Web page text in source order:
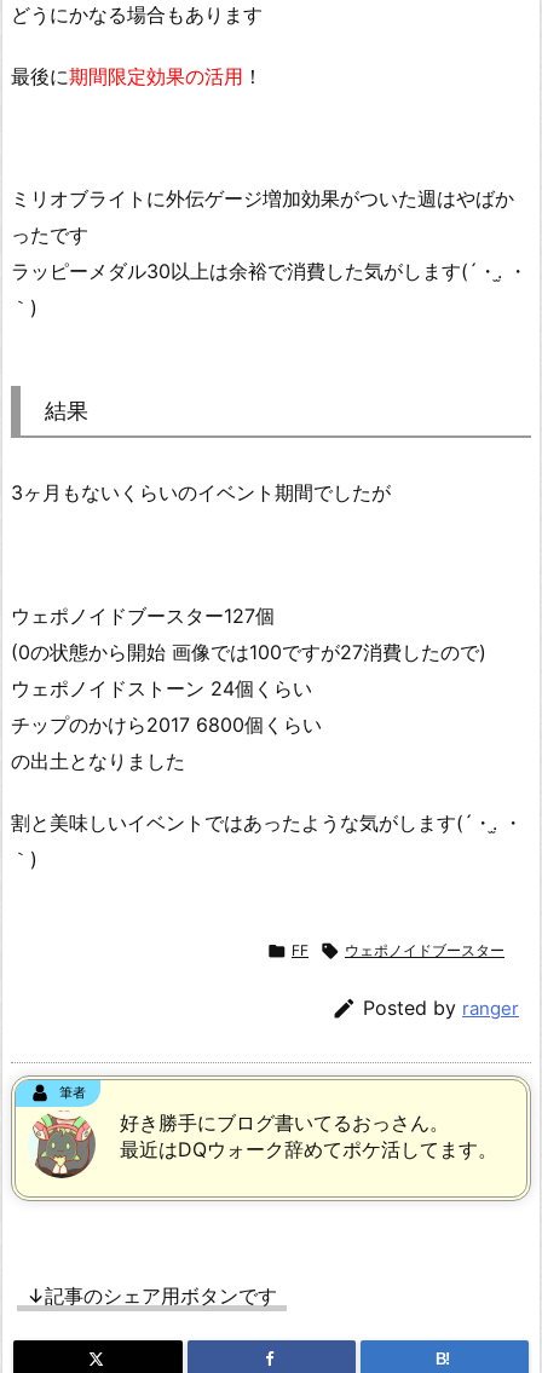
どうにかなる場合もあります
最後に期間限定効果の活用 ！
ミリオブライトに外伝ゲージ増加効果がついた週はやばか
ったです
ラッピーメダル30以上は余裕で消費した気がします(´・.̫ ・
｀)
結果
3ヶ月もないくらいのイベント期間でしたが
ウェポノイドブースター127個
(0の状態から開始 画像では100ですが27消費したので)
ウェポノイドストーン 24個くらい
チップのかけら2017 6800個くらい
の出土となりました
割と美味しいイベントではあったような気がします(´・.̫ ・
｀)
 FF  ウェポノイドブースター
 Posted by ranger
筆者
好き勝手にブログ書いてるおっさん。
最近はDQウォーク辞めてポケ活してます。
↓記事のシェア用ボタンです
B!